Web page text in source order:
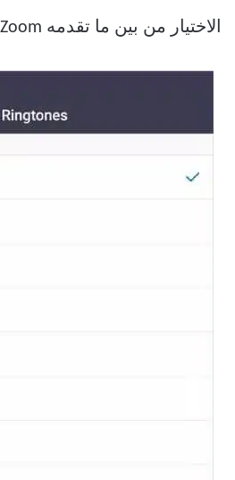
الاختيار من بين ما تقدمه Zoom.